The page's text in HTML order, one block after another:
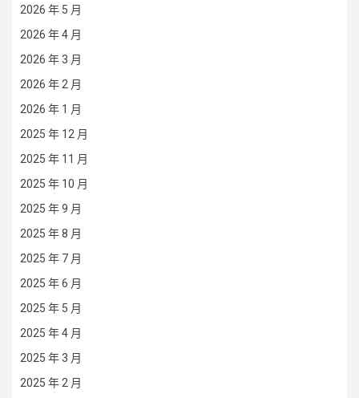
2026 年 5 月
2026 年 4 月
2026 年 3 月
2026 年 2 月
2026 年 1 月
2025 年 12 月
2025 年 11 月
2025 年 10 月
2025 年 9 月
2025 年 8 月
2025 年 7 月
2025 年 6 月
2025 年 5 月
2025 年 4 月
2025 年 3 月
2025 年 2 月